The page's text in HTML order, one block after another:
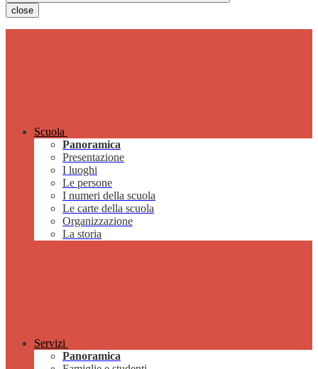
close
Scuola
Panoramica
Presentazione
I luoghi
Le persone
I numeri della scuola
Le carte della scuola
Organizzazione
La storia
Servizi
Panoramica